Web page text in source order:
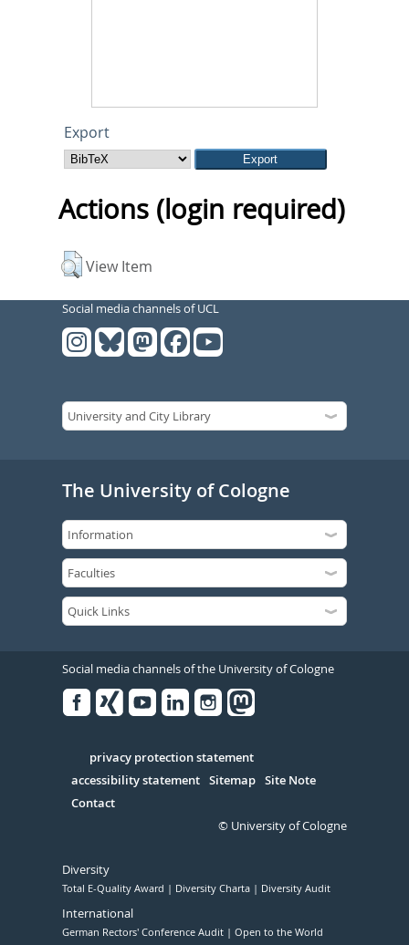
Export
Actions (login required)
View Item
Social media channels of UCL
The University of Cologne
Social media channels of the University of Cologne
Serivce
privacy protection statement
accessibility statement Sitemap Site Note
Contact
© University of Cologne
Diversity
Total E-Quality Award Diversity Charta Diversity Audit
International
German Rectors' Conference Audit Open to the World